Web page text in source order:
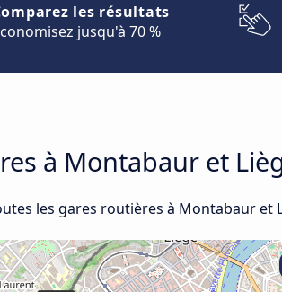
les résultats
jusqu'à 70 %
à Montabaur et
les gares routières à Montabaur et